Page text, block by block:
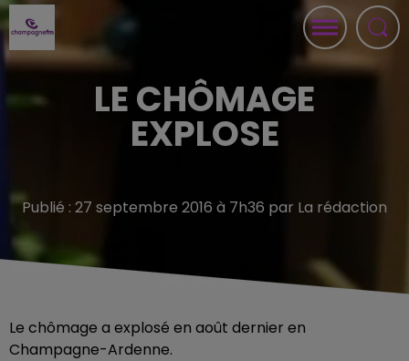
LE CHÔMAGE
EXPLOSE
Publié : 27 septembre 2016 à 7h36 par La rédaction
Le chômage a explosé en août dernier en
Champagne-Ardenne.